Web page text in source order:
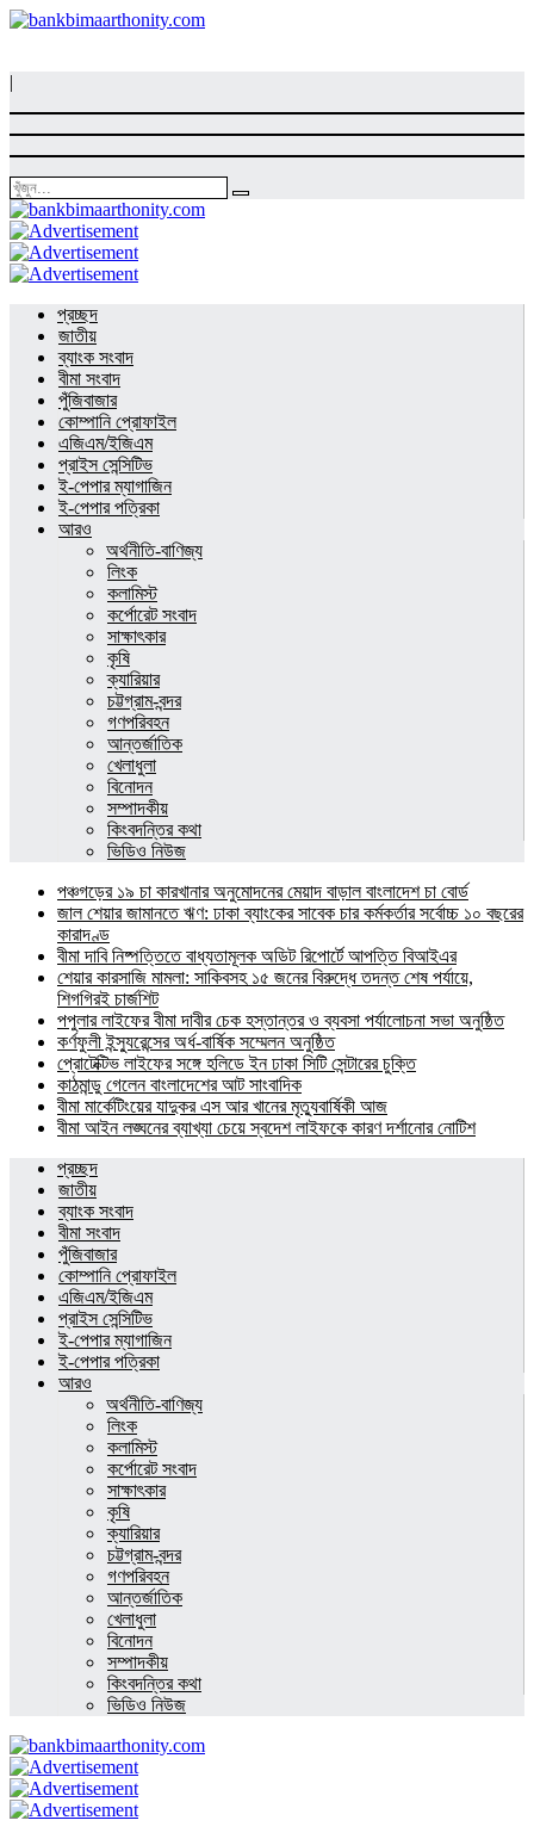
|
প্রচ্ছদ
জাতীয়
ব্যাংক সংবাদ
বীমা সংবাদ
পুঁজিবাজার
কোম্পানি প্রোফাইল
এজিএম/ইজিএম
প্রাইস সেন্সিটিভ
ই-পেপার ম্যাগাজিন
ই-পেপার পত্রিকা
আরও
অর্থনীতি-বাণিজ্য
লিংক
কলামিস্ট
কর্পোরেট সংবাদ
সাক্ষাৎকার
কৃষি
ক্যারিয়ার
চট্টগ্রাম-বন্দর
গণপরিবহন
আন্তর্জাতিক
খেলাধুলা
বিনোদন
সম্পাদকীয়
কিংবদন্তির কথা
ভিডিও নিউজ
পঞ্চগড়ের ১৯ চা কারখানার অনুমোদনের মেয়াদ বাড়াল বাংলাদেশ চা বোর্ড
জাল শেয়ার জামানতে ঋণ: ঢাকা ব্যাংকের সাবেক চার কর্মকর্তার সর্বোচ্চ ১০ বছরের
কারাদণ্ড
বীমা দাবি নিষ্পত্তিতে বাধ্যতামূলক অডিট রিপোর্টে আপত্তি বিআইএর
শেয়ার কারসাজি মামলা: সাকিবসহ ১৫ জনের বিরুদ্ধে তদন্ত শেষ পর্যায়ে,
শিগগিরই চার্জশিট
পপুলার লাইফের বীমা দাবীর চেক হস্তান্তর ও ব্যবসা পর্যালোচনা সভা অনুষ্ঠিত
কর্ণফুলী ইন্স্যুরেন্সের অর্ধ-বার্ষিক সম্মেলন অনুষ্ঠিত
প্রোটেক্টিভ লাইফের সঙ্গে হলিডে ইন ঢাকা সিটি সেন্টারের চুক্তি
কাঠমান্ডু গেলেন বাংলাদেশের আট সাংবাদিক
বীমা মার্কেটিংয়ের যাদুকর এস আর খানের মৃত্যুবার্ষিকী আজ
বীমা আইন লঙ্ঘনের ব্যাখ্যা চেয়ে স্বদেশ লাইফকে কারণ দর্শানোর নোটিশ
প্রচ্ছদ
জাতীয়
ব্যাংক সংবাদ
বীমা সংবাদ
পুঁজিবাজার
কোম্পানি প্রোফাইল
এজিএম/ইজিএম
প্রাইস সেন্সিটিভ
ই-পেপার ম্যাগাজিন
ই-পেপার পত্রিকা
আরও
অর্থনীতি-বাণিজ্য
লিংক
কলামিস্ট
কর্পোরেট সংবাদ
সাক্ষাৎকার
কৃষি
ক্যারিয়ার
চট্টগ্রাম-বন্দর
গণপরিবহন
আন্তর্জাতিক
খেলাধুলা
বিনোদন
সম্পাদকীয়
কিংবদন্তির কথা
ভিডিও নিউজ